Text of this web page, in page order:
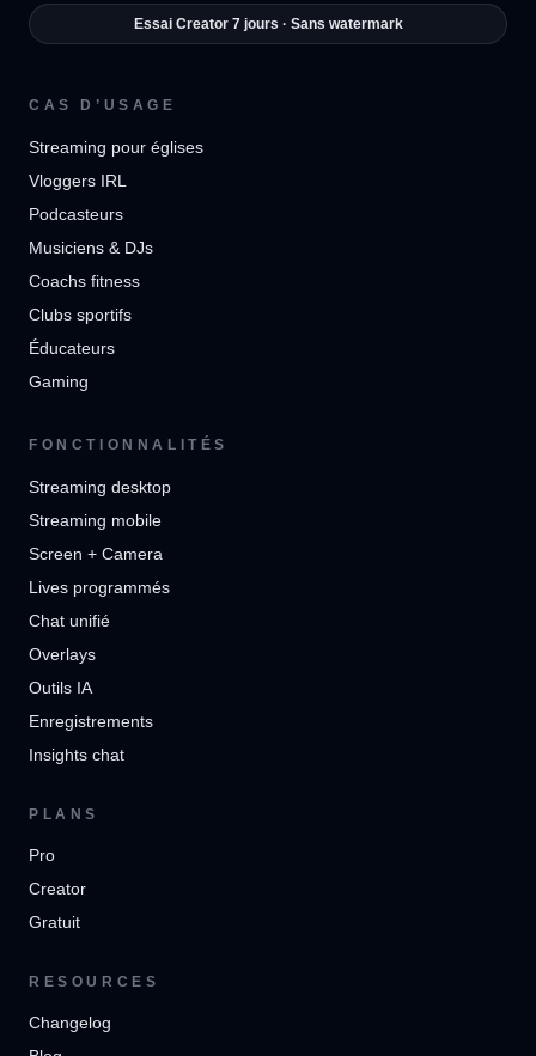
Essai Creator 7 jours · Sans watermark
CAS D’USAGE
Streaming pour églises
Vloggers IRL
Podcasteurs
Musiciens & DJs
Coachs fitness
Clubs sportifs
Éducateurs
Gaming
FONCTIONNALITÉS
Streaming desktop
Streaming mobile
Screen + Camera
Lives programmés
Chat unifié
Overlays
Outils IA
Enregistrements
Insights chat
PLANS
Pro
Creator
Gratuit
RESOURCES
Changelog